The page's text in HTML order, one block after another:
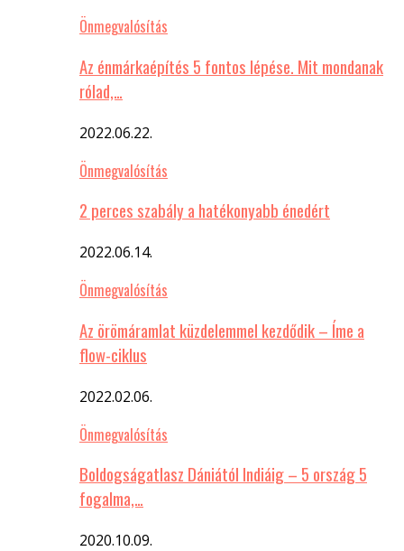
Önmegvalósítás
Az énmárkaépítés 5 fontos lépése. Mit mondanak
rólad,…
2022.06.22.
Önmegvalósítás
2 perces szabály a hatékonyabb énedért
2022.06.14.
Önmegvalósítás
Az örömáramlat küzdelemmel kezdődik – Íme a
flow-ciklus
2022.02.06.
Önmegvalósítás
Boldogságatlasz Dániától Indiáig – 5 ország 5
fogalma,…
2020.10.09.